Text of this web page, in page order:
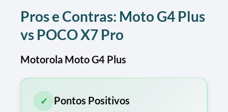
Pros e Contras: Moto G4 Plus
vs POCO X7 Pro
Motorola Moto G4 Plus
✓ Pontos Positivos